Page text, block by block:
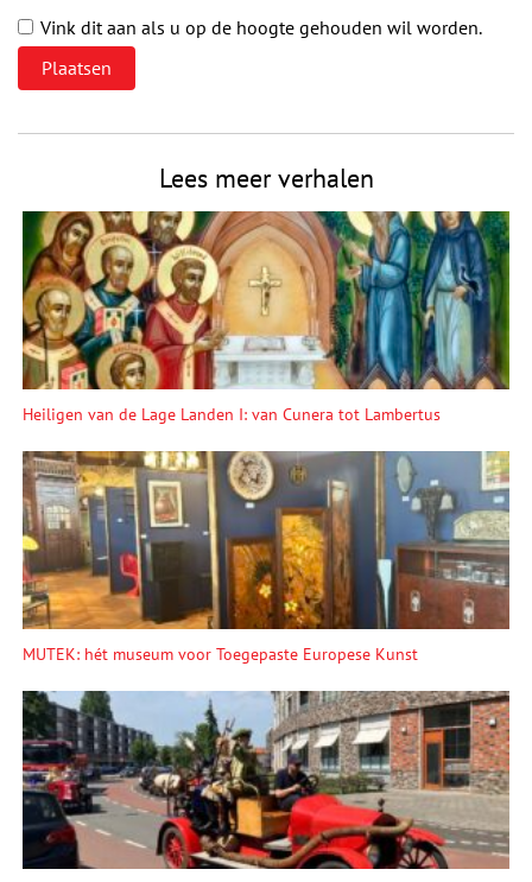
Vink dit aan als u op de hoogte gehouden wil worden.
Lees meer verhalen
Heiligen van de Lage Landen I: van Cunera tot Lambertus
MUTEK: hét museum voor Toegepaste Europese Kunst